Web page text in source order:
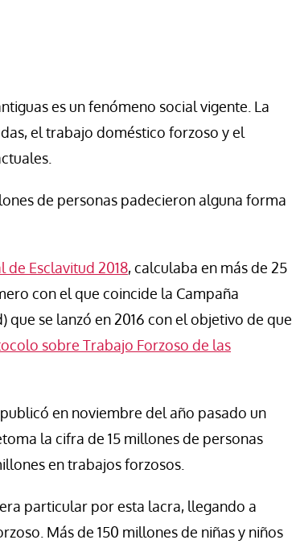
es un fenómeno social vigente. La
el trabajo doméstico forzoso y el
de personas padecieron alguna forma
Esclavitud 2018, calculaba en más de 25
con el que coincide la Campaña
que se lanzó en 2016 con el objetivo de que
sobre Trabajo Forzoso de las
en noviembre del año pasado un
la cifra de 15 millones de personas
en trabajos forzosos.
particular por esta lacra, llegando a
Más de 150 millones de niñas y niños